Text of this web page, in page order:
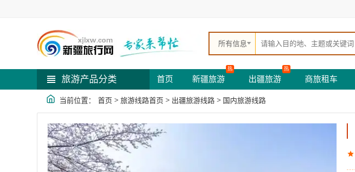
所有信息
旅游产品分类 首页 新疆旅游
热
出疆旅游
热
商旅租车
当前位置： 首页 > 旅游线路首页 > 出疆旅游线路 > 国内旅游线路